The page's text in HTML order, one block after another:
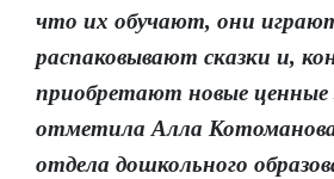
что их обучают, они
распаковывают сказки и,
приобретают новые ценные
отметила Алла
отдела дошкольного